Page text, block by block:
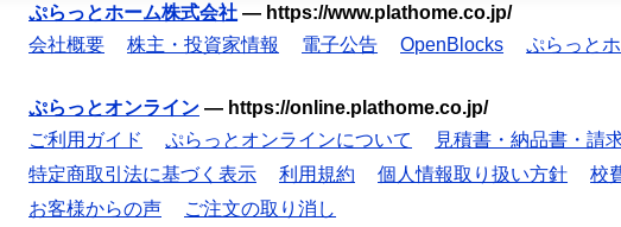
ぷらっとホーム株式会社 — https://www.plathome.co.jp/
会社概要
株主・投資家情報 電子公告 OpenBlocks ぷらっと
ぷらっとオンライン — https://online.plathome.co.jp/
ご利用ガイド
ぷらっとオンラインについて 見積書・納品書・請
特定商取引法に基づく表示
利用規約 個人情報取り扱い方針 校
お客様からの声
ご注文の取り消し